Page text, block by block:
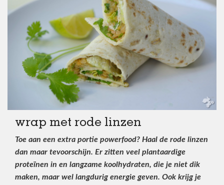
wrap met rode linzen
Toe aan een extra portie powerfood? Haal de rode linzen
dan maar tevoorschijn. Er zitten veel plantaardige
proteïnen in en langzame koolhydraten, die je niet dik
maken, maar wel langdurig energie geven. Ook krijg je